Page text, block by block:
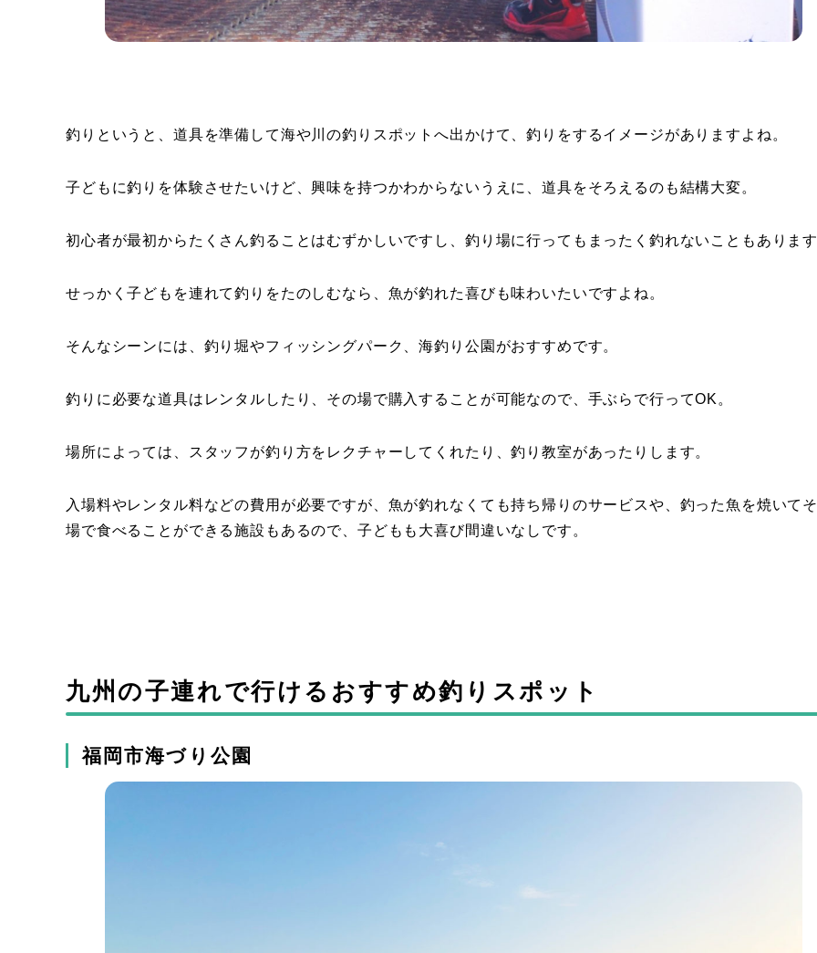
釣りというと、道具を準備して海や川の釣りスポットへ出かけて、釣りをするイメージがありますよね。
子どもに釣りを体験させたいけど、興味を持つかわからないうえに、道具をそろえるのも結構大変。
初心者が最初からたくさん釣ることはむずかしいですし、釣り場に行ってもまったく釣れないこともあります
せっかく子どもを連れて釣りをたのしむなら、魚が釣れた喜びも味わいたいですよね。
そんなシーンには、釣り堀やフィッシングパーク、海釣り公園がおすすめです。
釣りに必要な道具はレンタルしたり、その場で購入することが可能なので、手ぶらで行ってOK。
場所によっては、スタッフが釣り方をレクチャーしてくれたり、釣り教室があったりします。
入場料やレンタル料などの費用が必要ですが、魚が釣れなくても持ち帰りのサービスや、釣った魚を焼いて
場で食べることができる施設もあるので、子どもも大喜び間違いなしです。
九州の子連れで行けるおすすめ釣りスポット
福岡市海づり公園